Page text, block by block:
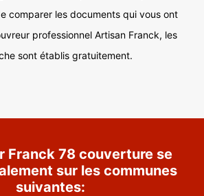
comparer les documents qui vous ont
professionnel Artisan Franck, les
sont établis gratuitement.
Franck 78 couverture se
sur les communes
suivantes: